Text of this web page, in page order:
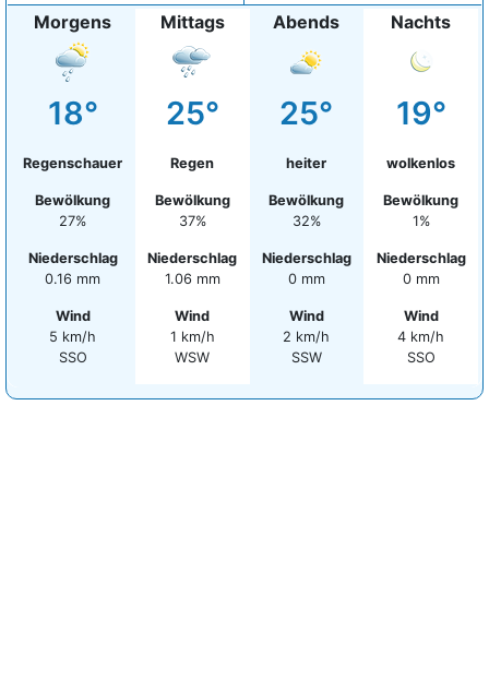
Morgens
18°
Regenschauer
Bewölkung
27%
Niederschlag
0.16 mm
Wind
5 km/h
SSO
Mittags
25°
Regen
Bewölkung
37%
Niederschlag
1.06 mm
Wind
1 km/h
WSW
Abends
25°
heiter
Bewölkung
32%
Niederschlag
0 mm
Wind
2 km/h
SSW
Nachts
19°
wolkenlos
Bewölkung
1%
Niederschlag
0 mm
Wind
4 km/h
SSO